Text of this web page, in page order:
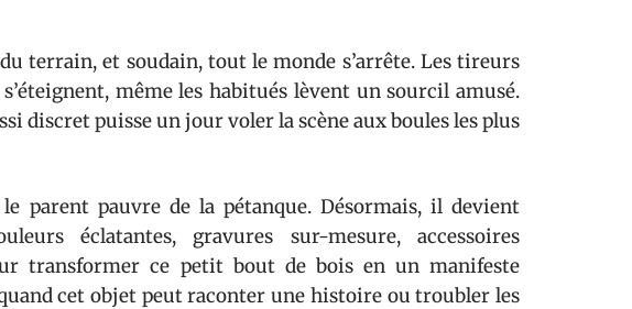
terrain, et soudain, tout le monde s’arrête. Les tireurs
même les habitués lèvent un sourcil amusé.
discret puisse un jour voler la scène aux boules les plus
parent pauvre de la pétanque. Désormais, il devient
éclatantes, gravures sur-mesure, accessoires
transformer ce petit bout de bois en un manifeste
cet objet peut raconter une histoire ou troubler les